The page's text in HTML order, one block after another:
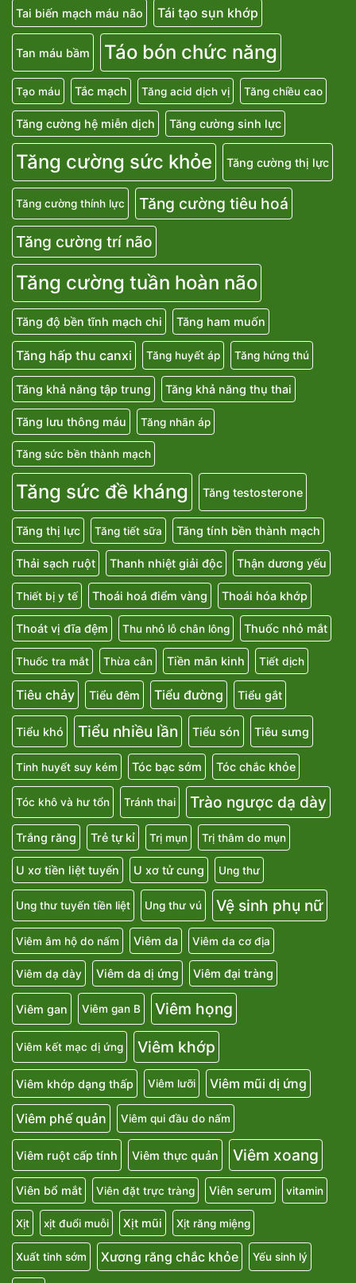
Tai biến mạch máu não Tái tạo sụn khớp
Tan máu bầm Táo bón chức năng
Tạo máu Tắc mạch Tăng acid dịch vị Tăng chiều cao
Tăng cường hệ miễn dịch Tăng cường sinh lực
Tăng cường sức khỏe Tăng cường thị lực
Tăng cường thính lực
Tăng cường tiêu hoá
Tăng cường trí não
Tăng cường tuần hoàn não
Tăng độ bền tĩnh mạch chi Tăng ham muốn
Tăng hấp thu canxi Tăng huyết áp Tăng hứng thú
Tăng khả năng tập trung Tăng khả năng thụ thai
Tăng lưu thông máu Tăng nhãn áp
Tăng sức bền thành mạch
Tăng sức đề kháng Tăng testosterone
Tăng thị lực Tăng tiết sữa Tăng tính bền thành mạch
Thải sạch ruột Thanh nhiệt giải độc Thận dương yếu
Thiết bị y tế Thoái hoá điểm vàng Thoái hóa khớp
Thoát vị đĩa đệm Thu nhỏ lỗ chân lông Thuốc nhỏ mắt
Thuốc tra mắt Thừa cân Tiền mãn kinh Tiết dịch
Tiêu chảy Tiểu đêm Tiểu đường Tiểu gắt
Tiểu khó Tiểu nhiều lần Tiểu són Tiêu sưng
Tinh huyết suy kém Tóc bạc sớm Tóc chắc khỏe
Tóc khô và hư tổn Tránh thai Trào ngược dạ dày
Trắng răng Trẻ tự kỉ Trị mụn Trị thâm do mụn
U xơ tiền liệt tuyến U xơ tử cung Ung thư
Ung thư tuyến tiền liệt Ung thư vú Vệ sinh phụ nữ
Viêm âm hộ do nấm Viêm da Viêm da cơ địa
Viêm dạ dày Viêm da dị ứng Viêm đại tràng
Viêm gan Viêm gan B Viêm họng
Viêm kết mạc dị ứng Viêm khớp
Viêm khớp dạng thấp Viêm lưỡi Viêm mũi dị ứng
Viêm phế quản Viêm qui đầu do nấm
Viêm ruột cấp tính Viêm thực quản Viêm xoang
Viên bổ mắt Viên đặt trực tràng Viên serum vitamin
Xịt xịt đuổi muỗi Xịt mũi Xịt răng miệng
Xuất tinh sớm Xương răng chắc khỏe Yếu sinh lý